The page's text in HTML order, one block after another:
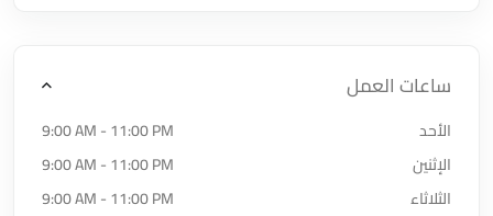
ساعات العمل
الأحد
9:00 AM - 11:00 PM
الإثنين
9:00 AM - 11:00 PM
الثلاثاء
9:00 AM - 11:00 PM